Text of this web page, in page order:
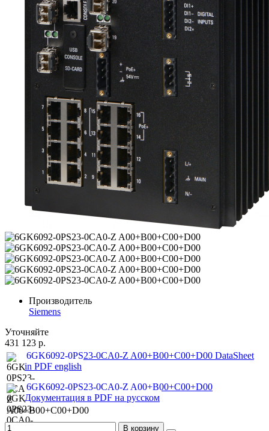
Производитель
Siemens
Уточняйте
431 123 р.
6GK6092-0PS23-0CA0-Z A00+B00+C00+D00 DataSheet
in PDF english
6GK6092-0PS23-0CA0-Z A00+B00+C00+D00
Документация в PDF на русском
В корзину